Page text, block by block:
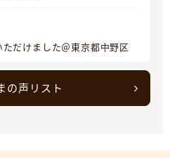
だけました＠東京都中野区
の声リスト